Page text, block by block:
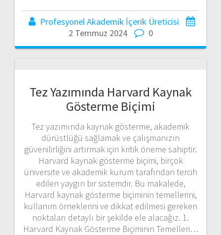
Profesyonel Akademik İçerik Üreticisi
2 Temmuz 2024
0
Tez Yazımında Harvard Kaynak
Gösterme Biçimi
Tez yazımında kaynak gösterme, akademik
dürüstlüğü sağlamak ve çalışmanızın
güvenilirliğini artırmak için kritik öneme sahiptir.
Harvard kaynak gösterme biçimi, birçok
üniversite ve akademik kurum tarafından tercih
edilen yaygın bir sistemdir. Bu makalede,
Harvard kaynak gösterme biçiminin temellerini,
kullanım örneklerini ve dikkat edilmesi gereken
noktaları detaylı bir şekilde ele alacağız. 1.
Harvard Kaynak Gösterme Biçiminin Temelleri…